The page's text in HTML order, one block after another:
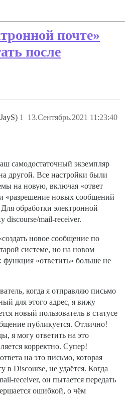
почте»
после
13.Сентябрь.2021 11:23:40
1
самодостаточный экземпляр
другой. Все настройки были
на новую, включая «ответ
«разрешение новых сообщений
обработки электронной
discourse/mail-receiver.
новое сообщение по
системе, но на новом
функция «ответить» больше не
когда я отправляю письмо
для этого адрес, я вижу
новый пользователь в статусе
публикуется. Отлично!
я могу ответить на это
корректно. Супер!
на это письмо, которая
в Discourse, не удаётся. Когда
receiver, он пытается передать
ошибкой, о чём